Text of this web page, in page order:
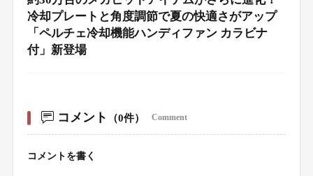
冷却プレートと角度調節で夏の快適さがアップ
「ペルチェ冷却機能ハンディファン カラビナ
付」新登場
コメント （0件） Comment
コメントを書く